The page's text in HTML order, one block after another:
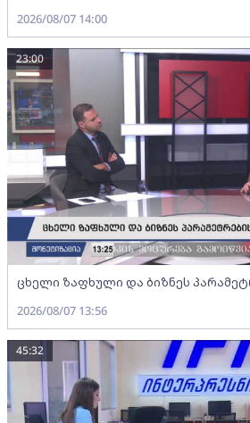
2026/08/07 14:00
ცხელი ზაფხული და ბიზნეს
23:00
2026/08/07 13:56
45:32